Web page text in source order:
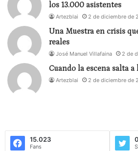
los 13.000 asistentes
Artezblai 2 de diciembre de
Una Muestra en crisis
reales
José Manuel Villafaina 2 de
Cuando la escena salta
Artezblai 2 de diciembre de
15.023
Fans
0